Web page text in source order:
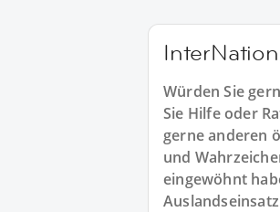
Würden Sie
Sie Hilfe oder
gerne anderen
und
eingewöhnt